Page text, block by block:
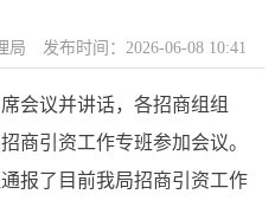
局 发布时间：2026-06-08 10:41
会议并讲话，各招商组组
商引资工作专班参加会议。
报了目前我局招商引资工作